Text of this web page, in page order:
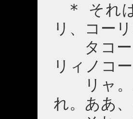
* それは
リ、コー
タコー
リィノコ
リャ。
れ。ああ